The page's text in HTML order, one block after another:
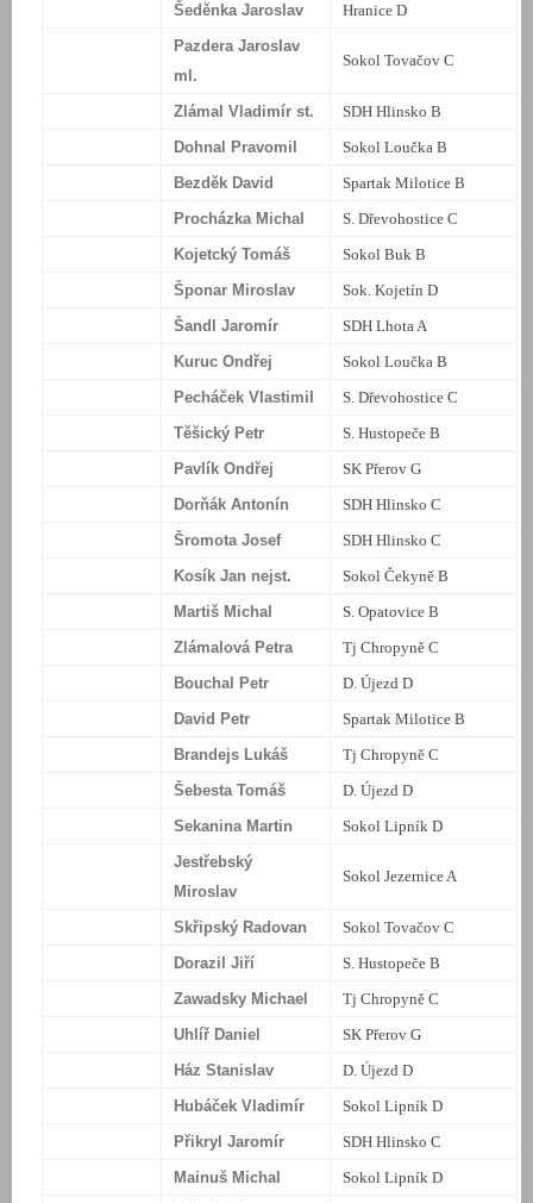
Šeděnka Jaroslav
Hranice D
Pazdera Jaroslav
ml.
Sokol Tovačov C
Zlámal Vladimír st.
SDH Hlinsko B
Dohnal Pravomil
Sokol Loučka B
Bezděk David
Spartak Milotice B
Procházka Michal
S. Dřevohostice C
Kojetcký Tomáš
Sokol Buk B
Šponar Miroslav
Sok. Kojetín D
Šandl Jaromír
SDH Lhota A
Kuruc Ondřej
Sokol Loučka B
Pecháček Vlastimil
S. Dřevohostice C
Těšický Petr
S. Hustopeče B
Pavlík Ondřej
SK Přerov G
Dorňák Antonín
SDH Hlinsko C
Šromota Josef
SDH Hlinsko C
Kosík Jan nejst.
Sokol Čekyně B
Martiš Michal
S. Opatovice B
Zlámalová Petra
Tj Chropyně C
Bouchal Petr
D. Újezd D
David Petr
Spartak Milotice B
Brandejs Lukáš
Tj Chropyně C
Šebesta Tomáš
D. Újezd D
Sekanina Martin
Sokol Lipník D
Jestřebský
Miroslav
Sokol Jezernice A
Skřipský Radovan
Sokol Tovačov C
Dorazil Jiří
S. Hustopeče B
Zawadsky Michael
Tj Chropyně C
Uhlíř Daniel
SK Přerov G
Ház Stanislav
D. Újezd D
Hubáček Vladimír
Sokol Lipník D
Přikryl Jaromír
SDH Hlinsko C
Mainuš Michal
Sokol Lipník D